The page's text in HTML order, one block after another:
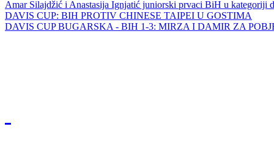
Amar Silajdžić i Anastasija Ignjatić juniorski prvaci BiH u kategoriji
DAVIS CUP: BIH PROTIV CHINESE TAIPEI U GOSTIMA
DAVIS CUP BUGARSKA - BIH 1-3: MIRZA I DAMIR ZA